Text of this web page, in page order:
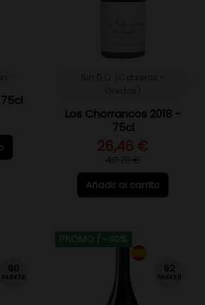
Los Chorrancos 2018 -
75cl
26,46 €
40,70 €
Añadir al carrito
90
PARKER
PROMO / -40%
92
PARKER